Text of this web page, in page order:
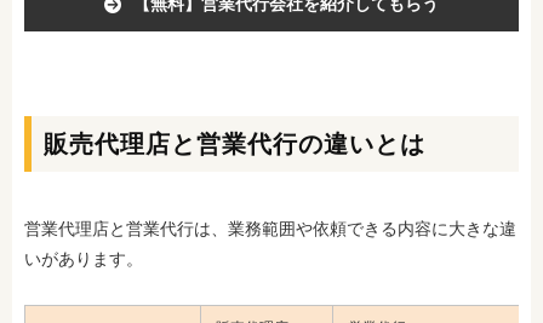
販売代理店と営業代行の違いとは
営業代理店と営業代行は、業務範囲や依頼できる内容に大きな違
いがあります。